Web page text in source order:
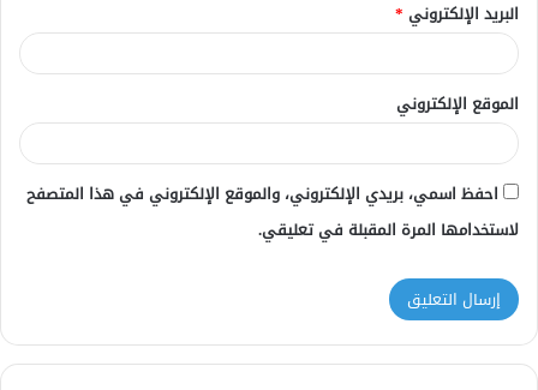
البريد الإلكتروني *
الموقع الإلكتروني
احفظ اسمي، بريدي الإلكتروني، والموقع الإلكتروني في هذا المتصفح
لاستخدامها المرة المقبلة في تعليقي.